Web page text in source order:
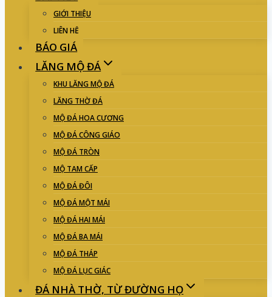
GIỚI THIỆU
LIÊN HỆ
BÁO GIÁ
LĂNG MỘ ĐÁ
KHU LĂNG MỘ ĐÁ
LĂNG THỜ ĐÁ
MỘ ĐÁ HOA CƯƠNG
MỘ ĐÁ CÔNG GIÁO
MỘ ĐÁ TRÒN
MỘ TAM CẤP
MỘ ĐÁ ĐÔI
MỘ ĐÁ MỘT MÁI
MỘ ĐÁ HAI MÁI
MỘ ĐÁ BA MÁI
MỘ ĐÁ THÁP
MỘ ĐÁ LỤC GIÁC
ĐÁ NHÀ THỜ, TỪ ĐƯỜNG HỌ